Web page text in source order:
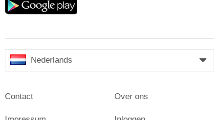
Nederlands
Contact Over ons